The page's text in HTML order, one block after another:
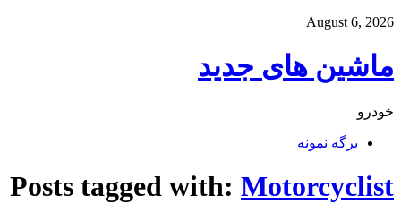
August 6, 2026
ماشین های جدید
خودرو
برگه نمونه
Posts tagged with: Motorcyclist